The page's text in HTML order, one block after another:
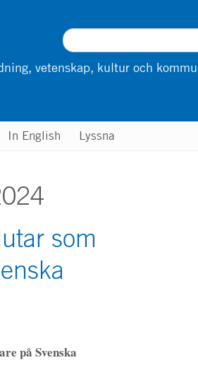
vetenskap, kultur och
In English Lyssna
som
på Svenska